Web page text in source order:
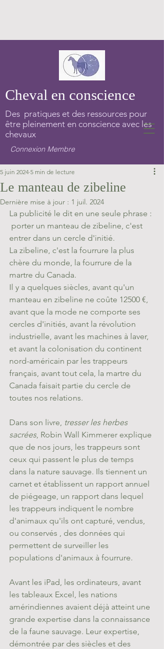
Cheval en conscience
Des pratiques et des ressources pour
être pleinement en conscience avec les
chevaux
Connexion Membre
Le manteau de zibeline
5 juin 2024 5 min de lecture
Dernière mise à jour : 1 juil. 2024
La publicité le dit en une seule phrase :
porter un manteau de zibeline, c'est
entrer dans un cercle d'initié.
La zibeline, c'est la fourrure la plus
chère du monde, la fourrure de la
martre du Canada.
Il y a quelques siècles, avant qu'un
manteau en zibeline ne coûte 12500 €,
avant que la mode ne comporte ses
cercles d'initiés, avant la révolution
industrielle, avant les machines à laver,
et avant la colonisation du continent
nord-américain par les trappeurs
français, avant tout cela, la martre du
Canada faisait partie du cercle de
toutes nos relations.
Dans son livre, tresser les herbes
sacrées, Robin Wall Kimmerer explique
que de nos jours, les trappeurs sont
ceux qui passent le plus de temps
dans la nature sauvage. Ils tiennent un
carnet et établissent un rapport annuel
de piégeage, un rapport dans lequel
les trappeurs indiquent le nombre
d'animaux qu'ils ont capturé, vendus,
ou conservés , des données qui
permettent de surveiller les
populations d'animaux à fourrure.
Avant les iPad, les ordinateurs, avant
les tableaux Excel, les nations
amérindiennes avaient déjà atteint une
grande expertise dans la connaissance
de la faune sauvage. Leur expertise,
démontrée par des siècles et des